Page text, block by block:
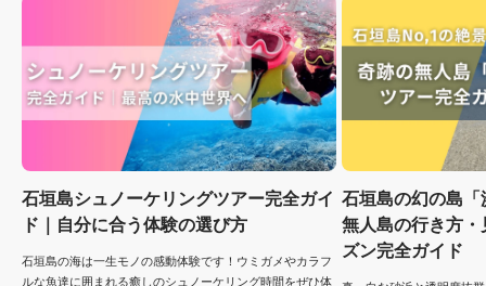
石垣島シュノーケリングツアー完全ガイ
ド｜自分に合う体験の選び方
石垣島の海は一生モノの感動体験です！ウミガメやカラフ
ルな魚達に囲まれる癒しのシュノーケリング時間をぜひ体
石垣島の幻の島
無人島の行き方
ズン完全ガイド